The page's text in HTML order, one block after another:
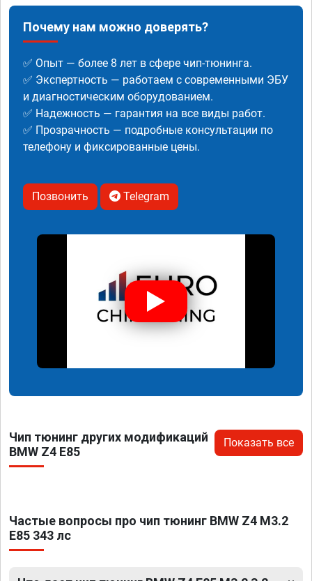
Почему нам можно доверять?
✅ Опыт — более 8 лет в сфере чип-тюнинга.
✅ Экспертность — работаем с современными ЭБУ
и диагностическим оборудованием.
✅ Надежность — гарантия на все виды работ.
✅ Прозрачность — подробные консультации по
телефону и фиксированные цены.
Позвонить Telegram
Чип тюнинг других модификаций
BMW Z4 E85
Показать все
Частые вопросы про чип тюнинг BMW Z4 M3.2
E85 343 лс